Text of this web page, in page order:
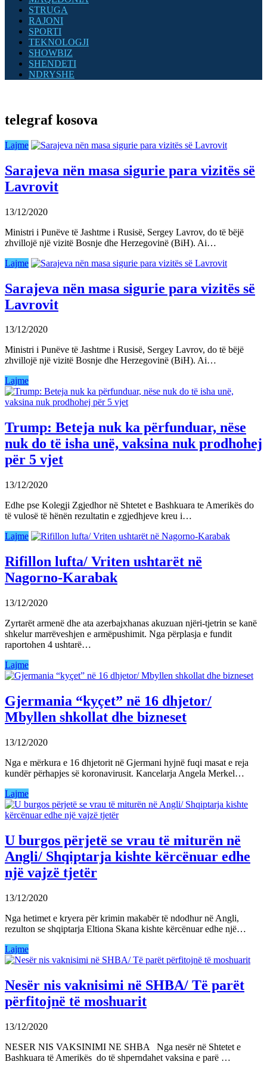
STRUGA
RAJONI
SPORTI
TEKNOLOGJI
SHOWBIZ
SHENDETI
NDRYSHE
telegraf kosova
Lajme
Sarajeva nën masa sigurie para vizitës së
Lavrovit
13/12/2020
Ministri i Punëve të Jashtme i Rusisë, Sergey Lavrov, do të bëjë
zhvillojë një vizitë Bosnje dhe Herzegovinë (BiH). Ai…
Lajme
Sarajeva nën masa sigurie para vizitës së
Lavrovit
13/12/2020
Ministri i Punëve të Jashtme i Rusisë, Sergey Lavrov, do të bëjë
zhvillojë një vizitë Bosnje dhe Herzegovinë (BiH). Ai…
Lajme
Trump: Beteja nuk ka përfunduar, nëse
nuk do të isha unë, vaksina nuk prodhohej
për 5 vjet
13/12/2020
Edhe pse Kolegji Zgjedhor në Shtetet e Bashkuara te Amerikës do
të vulosë të hënën rezultatin e zgjedhjeve kreu i…
Lajme
Rifillon lufta/ Vriten ushtarët në
Nagorno-Karabak
13/12/2020
Zyrtarët armenë dhe ata azerbajxhanas akuzuan njëri-tjetrin se kanë
shkelur marrëveshjen e armëpushimit. Nga përplasja e fundit
raportohen 4 ushtarë…
Lajme
Gjermania “kyçet” në 16 dhjetor/
Mbyllen shkollat dhe bizneset
13/12/2020
Nga e mërkura e 16 dhjetorit në Gjermani hyjnë fuqi masat e reja
kundër përhapjes së koronavirusit. Kancelarja Angela Merkel…
Lajme
U burgos përjetë se vrau të miturën në
Angli/ Shqiptarja kishte kërcënuar edhe
një vajzë tjetër
13/12/2020
Nga hetimet e kryera për krimin makabër të ndodhur në Angli,
rezulton se shqiptarja Eltiona Skana kishte kërcënuar edhe një…
Lajme
Nesër nis vaknisimi në SHBA/ Të parët
përfitojnë të moshuarit
13/12/2020
NESER NIS VAKSINIMI NE SHBA Nga nesër në Shtetet e
Bashkuara të Amerikës do të shperndahet vaksina e parë …